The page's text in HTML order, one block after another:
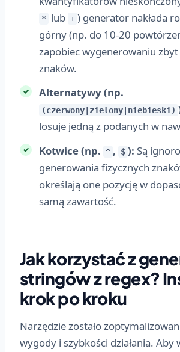
* lub + ) generator nakłada
górny (np. do 10-20
zapobiec wygenerowaniu zbyt
znaków.
Alternatywy (np.
(czerwony|zielony|niebieski)
losuje jedną z podanych w
Kotwice (np. ^ , $ ): Są
generowania fizycznych
określają one pozycję w
samą zawartość.
Jak korzystać z
stringów z regex?
krok po kroku
Narzędzie zostało
wygody i szybkości działania. Aby